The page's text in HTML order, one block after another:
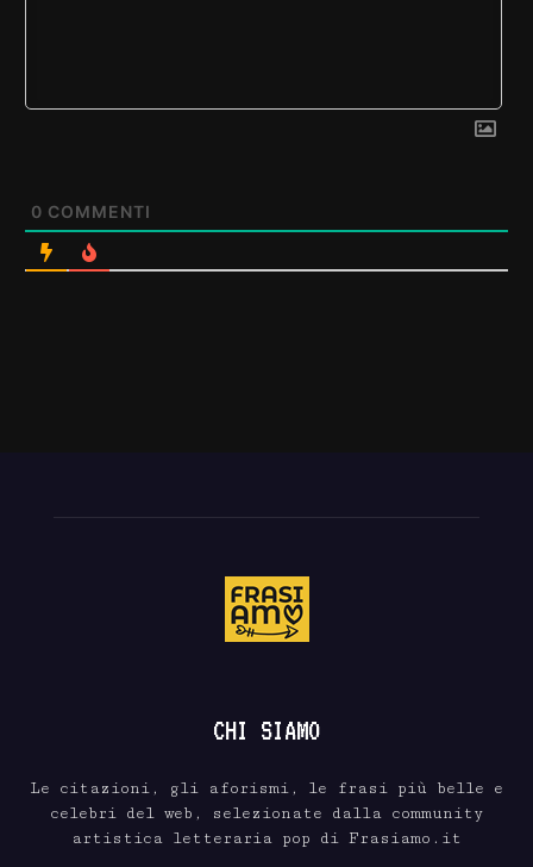
0 COMMENTI
CHI SIAMO
Le citazioni, gli aforismi, le frasi più belle e
celebri del web, selezionate dalla community
artistica letteraria pop di Frasiamo.it